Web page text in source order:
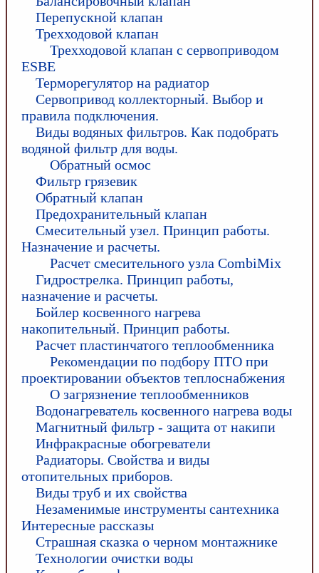
Перепускной клапан
Трехходовой клапан
Трехходовой клапан с сервоприводом
ESBE
Терморегулятор на радиатор
Сервопривод коллекторный. Выбор и
правила подключения.
Виды водяных фильтров. Как подобрать
водяной фильтр для воды.
Обратный осмос
Фильтр грязевик
Обратный клапан
Предохранительный клапан
Смесительный узел. Принцип работы.
Назначение и расчеты.
Расчет смесительного узла CombiMix
Гидрострелка. Принцип работы,
назначение и расчеты.
Бойлер косвенного нагрева
накопительный. Принцип работы.
Расчет пластинчатого теплообменника
Рекомендации по подбору ПТО при
проектировании объектов теплоснабжения
О загрязнение теплообменников
Водонагреватель косвенного нагрева воды
Магнитный фильтр - защита от накипи
Инфракрасные обогреватели
Радиаторы. Свойства и виды
отопительных приборов.
Виды труб и их свойства
Незаменимые инструменты сантехника
Интересные рассказы
Страшная сказка о черном монтажнике
Технологии очистки воды